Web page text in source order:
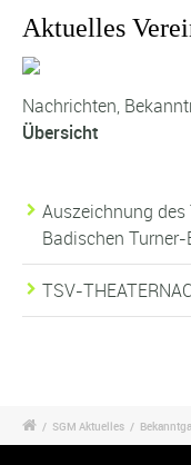
Aktuelles
Nachrichten,
Übersicht
Auszeichnung
Badischen Turner-
TSV-
/ SGM Aktuelles /